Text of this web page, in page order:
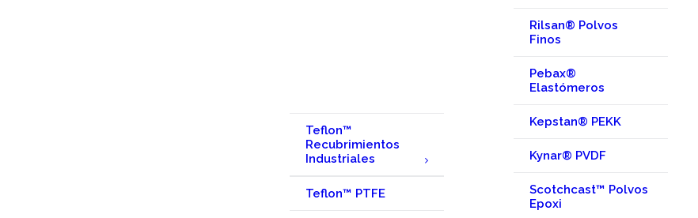
Teflon™
Recubrimientos
Industriales
Teflon™ PTFE
Rilsan® Polvos
Finos
Pebax®
Elastómeros
Kepstan® PEKK
Kynar® PVDF
Scotchcast™ Polvos
Epoxi